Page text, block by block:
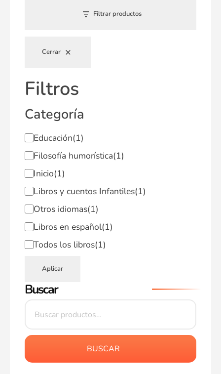
Filtrar productos
Cerrar
Filtros
Categoría
Educación(1)
Filosofía humorística(1)
Inicio(1)
Libros y cuentos Infantiles(1)
Otros idiomas(1)
Libros en español(1)
Todos los libros(1)
Aplicar
Buscar
BUSCAR